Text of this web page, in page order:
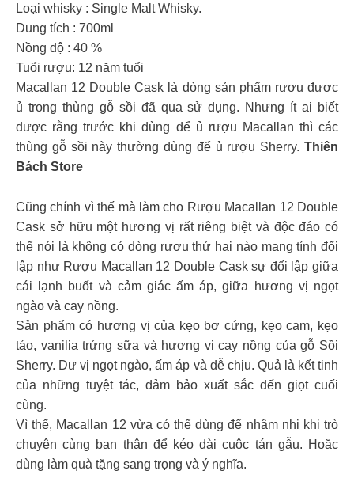
Loại whisky : Single Malt Whisky.
Dung tích : 700ml
Nồng độ : 40 %
Tuổi rượu: 12 năm tuổi
Macallan 12 Double Cask là dòng sản phẩm rượu được
ủ trong thùng gỗ sồi đã qua sử dụng. Nhưng ít ai biết
được rằng trước khi dùng để ủ rượu Macallan thì các
thùng gỗ sồi này thường dùng để ủ rượu Sherry. Thiên
Bách Store
Cũng chính vì thế mà làm cho Rượu Macallan 12 Double
Cask sở hữu một hương vị rất riêng biệt và độc đáo có
thể nói là không có dòng rượu thứ hai nào mang tính đối
lập như Rượu Macallan 12 Double Cask sự đối lập giữa
cái lạnh buốt và cảm giác ấm áp, giữa hương vị ngọt
ngào và cay nồng.
Sản phẩm có hương vị của kẹo bơ cứng, kẹo cam, kẹo
táo, vanilia trứng sữa và hương vị cay nồng của gỗ Sồi
Sherry. Dư vị ngọt ngào, ấm áp và dễ chịu. Quả là kết tinh
của những tuyệt tác, đảm bảo xuất sắc đến giọt cuối
cùng.
Vì thế, Macallan 12 vừa có thể dùng để nhâm nhi khi trò
chuyện cùng bạn thân để kéo dài cuộc tán gẫu. Hoặc
dùng làm quà tặng sang trọng và ý nghĩa.